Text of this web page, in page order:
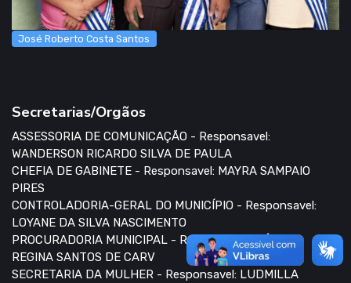
José Roberto Costa Santos
Secretarias/Orgãos
ASSESSORIA DE COMUNICAÇÃO - Responsavel:
WANDERSON RICARDO SILVA DE PAULA
CHEFIA DE GABINETE - Responsavel: MAYRA SAMPAIO
PIRES
CONTROLADORIA-GERAL DO MUNICÍPIO - Responsavel:
LOYANE DA SILVA NASCIMENTO
PROCURADORIA MUNICIPAL - Responsavel: MÁXIMA
REGINA SANTOS DE CARV
SECRETARIA DA MULHER - Responsavel: LUDMILLA